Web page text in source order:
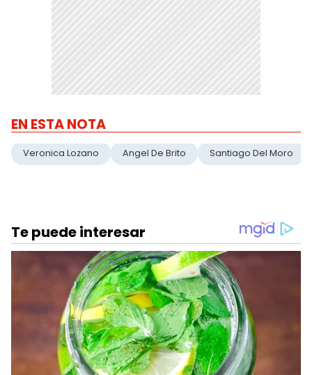
EN ESTA NOTA
Veronica Lozano Angel De Brito Santiago Del Moro